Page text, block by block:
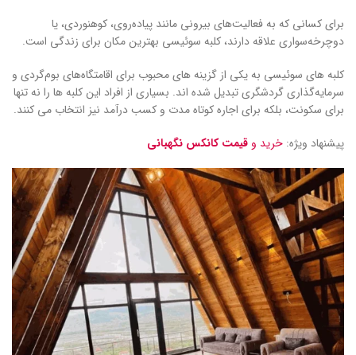
برای کسانی که به فعالیت‌های بیرونی مانند پیاده‌روی، کوهنوردی، یا
دوچرخه‌سواری علاقه دارند، کلبه‌ سوئیسی بهترین مکان برای زندگی است.
کلبه‌ های سوئیسی به یکی از گزینه‌ های محبوب برای اقامتگاه‌های بوم‌گردی و
سرمایه‌گذاری گردشگری تبدیل شده‌ اند. بسیاری از افراد این کلبه‌ ها را نه‌ تنها
برای سکونت، بلکه برای اجاره کوتاه‌ مدت و کسب درآمد نیز انتخاب می‌ کنند.
پیشنهاد ویژه: خرید و قیمت کانکس نگهبانی